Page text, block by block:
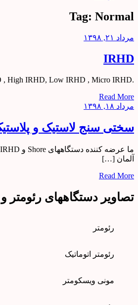
Tag: Normal
مرداد ۲۱, ۱۳۹۸
IRHD
.Normal IRHD , High IRHD, Low IRHD , Micro IRHD […]
Read More
مرداد ۱۸, ۱۳۹۸
سختی سنج لاستیک و
آلمان […]
Read More
تصاویر دستگاههای رئومتر
رئومتر
رئومتر اتوماتیک
مونی ویسکومتر